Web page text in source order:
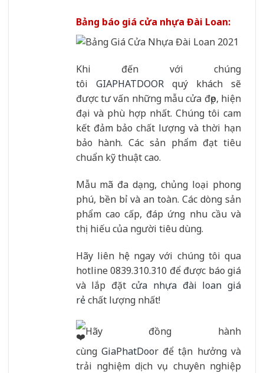
Bảng báo giá cửa nhựa Đài Loan:
Khi đến với chúng
tôi GIAPHATDOORquý khách sẽ
được tư vấn những mẫu cửa đẹp, hiện
đại và phù hợp nhất. Chúng tôi cam
kết đảm bảo chất lượng và thời hạn
bảo hành. Các sản phẩm đạt tiêu
chuẩn kỹ thuật cao.
Mẫu mã đa dạng, chủng loại phong
phú, bền bỉ và an toàn. Các dòng sản
phẩm cao cấp, đáp ứng nhu cầu và
thị hiếu của người tiêu dùng.
Hãy liên hệ ngay với chúng tôi qua
hotline 0839.310.310 để được báo giá
và lắp đặtcửa nhựa đài loan giá
rẻchất lượng nhất!
Hãy đồng hành
cùng GiaPhatDoor để tận hưởng và
trải nghiệm dịch vụ chuyên nghiệp